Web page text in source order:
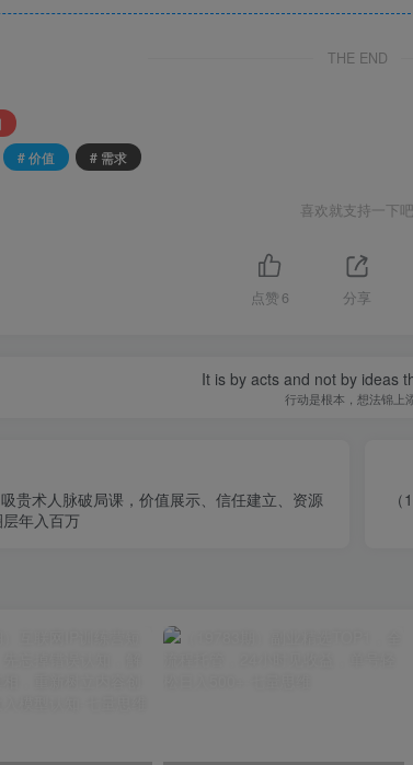
THE END
# 价值 # 需求
喜欢就支持一下吧
点赞 6 分享
It is by acts and not by ideas
行动是根本，想法锦上
吸贵术人脉破局课，价值展示、信任建立、资源
年入百万